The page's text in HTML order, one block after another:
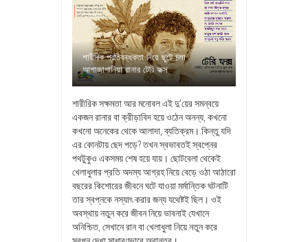
শারীরিক প্রতিবন্ধকতা নিয়ে ছুটে চলা
আশাজাগানিয়া রানার টেরি ফক্স
শারীরিক সক্ষমতা আর মনোবল এই দু’য়ের সমন্বয়ে
একজন রানার বা ক্রীড়াবিদ হয়ে ওঠেন অনন্য, কখনো
কখনো অনেকের থেকে আলাদা, ব্যতিক্রম। কিন্তু যদি
এর কোনটায় ছেদ পড়ে? তখন স্বভাবতই স্বপ্নের
পথটুকুও একসময় শেষ হয়ে যায়। ছোটবেলা থেকেই
খেলাধুলার প্রতি অদম্য আগ্রহ নিয়ে বেড়ে ওঠা আঠারো
বছরের কিশোরের জীবনে ঘটে যাওয়া মর্মান্তিক ঘটনাটি
তার স্বপ্নকে নস্যাৎ করার জন্য যথেষ্টই ছিল। ওই
অবস্থায় নতুন করে জীবন নিয়ে ভাবনাই যেখানে
অনিশ্চিত, সেখানে রান বা খেলাধুলা নিয়ে নতুন করে